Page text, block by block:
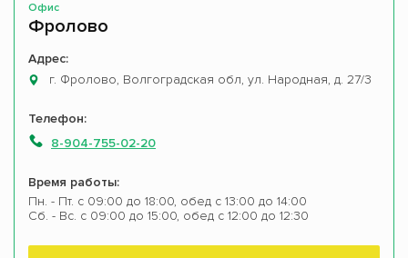
Офис
Фролово
Адрес:
г. Фролово, Волгоградская обл, ул. Народная, д. 27/3
Телефон:
8-904-755-02-20
Время работы:
Пн. - Пт. с 09:00 до 18:00, обед с 13:00 до 14:00
Сб. - Вс. с 09:00 до 15:00, обед с 12:00 до 12:30